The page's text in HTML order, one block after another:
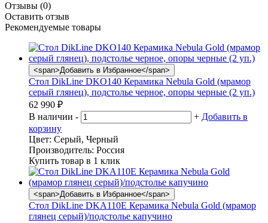
Отзывы (0)
Оставить отзыв
Рекомендуемые товары
<span>Добавить в Избранное</span>
Стол DikLine DKO140 Керамика Nebula Gold (мрамор
серый глянец), подстолье черное, опоры черные (2 уп.)
62 990 ₽
В наличии - + Добавить в
корзину
Цвет: Серый, Черный
Производитель: Россия
Купить товар в 1 клик
<span>Добавить в Избранное</span>
Стол DikLine DKA110E Керамика Nebula Gold (мрамор
глянец серый)/подстолье капучино